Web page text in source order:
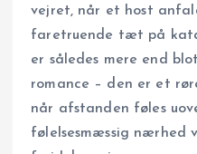
vejret, når et host
faretruende tæt på
er således mere end
romance – den er et
når afstanden føles
følelsesmæssig nærhed